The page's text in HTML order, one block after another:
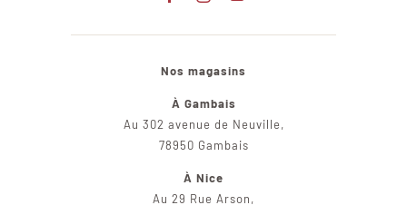
Nos magasins
À Gambais
Au 302 avenue de Neuville,
78950 Gambais
À Nice
Au 29 Rue Arson,